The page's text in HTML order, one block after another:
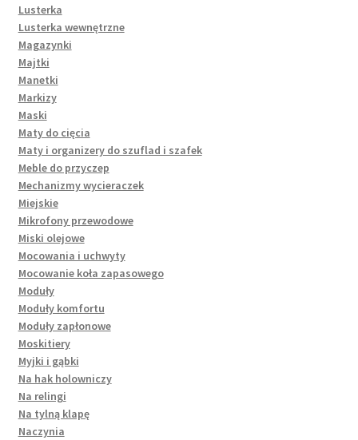
Lusterka
Lusterka wewnętrzne
Magazynki
Majtki
Manetki
Markizy
Maski
Maty do cięcia
Maty i organizery do szuflad i szafek
Meble do przyczep
Mechanizmy wycieraczek
Miejskie
Mikrofony przewodowe
Miski olejowe
Mocowania i uchwyty
Mocowanie koła zapasowego
Moduły
Moduły komfortu
Moduły zapłonowe
Moskitiery
Myjki i gąbki
Na hak holowniczy
Na relingi
Na tylną klapę
Naczynia